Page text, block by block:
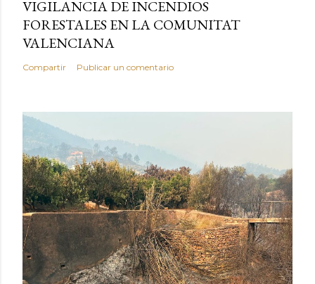
VIGILANCIA DE INCENDIOS
FORESTALES EN LA COMUNITAT
VALENCIANA
Compartir Publicar un comentario